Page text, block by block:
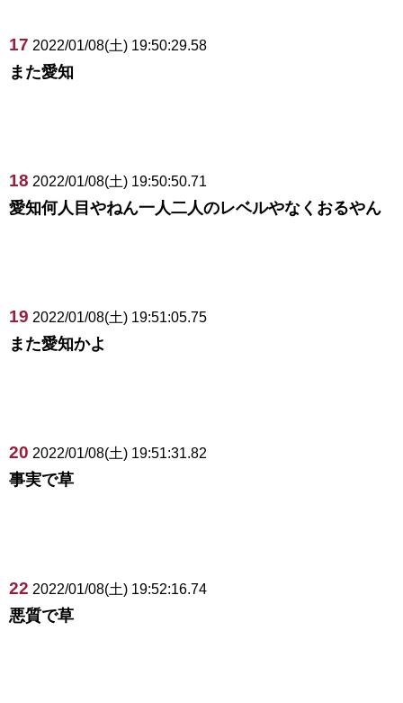
17 2022/01/08(土) 19:50:29.58
また愛知
18 2022/01/08(土) 19:50:50.71
愛知何人目やねん一人二人のレベルやなくおるやん
19 2022/01/08(土) 19:51:05.75
また愛知かよ
20 2022/01/08(土) 19:51:31.82
事実で草
22 2022/01/08(土) 19:52:16.74
悪質で草